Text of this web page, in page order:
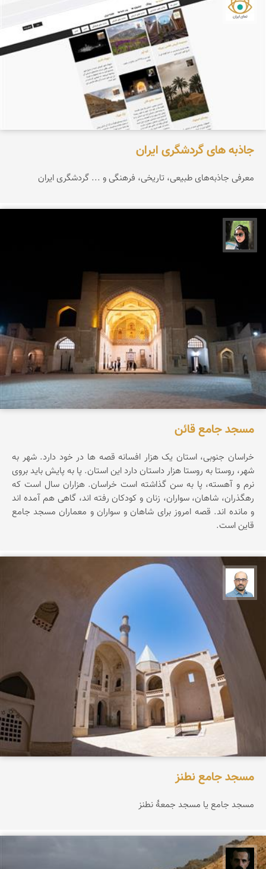
نمای ایران
جاذبه های گردشگری ایران
معرفی جاذبه‌های طبیعی، تاریخی، فرهنگی و ... گردشگری ایران
مسجد جامع قائن
خراسان جنوبی، استان یک هزار افسانه قصه ها در خود دارد. شهر به
شهر، روستا به روستا هزار داستان دارد این استان. پا به پایش باید بروی
نرم و آهسته، پا به سن گذاشته است خراسان. هزاران سال است که
رهگذران، شاهان، سواران، زنان و کودکان رفته اند، گاهی هم آمده اند
و مانده اند. قصه امروز برای شاهان و سواران و معماران مسجد جامع
قاین است.
مسجد جامع نطنز
مسجد جامع یا مسجد جمعهٔ نطنز
عباس رحمانی